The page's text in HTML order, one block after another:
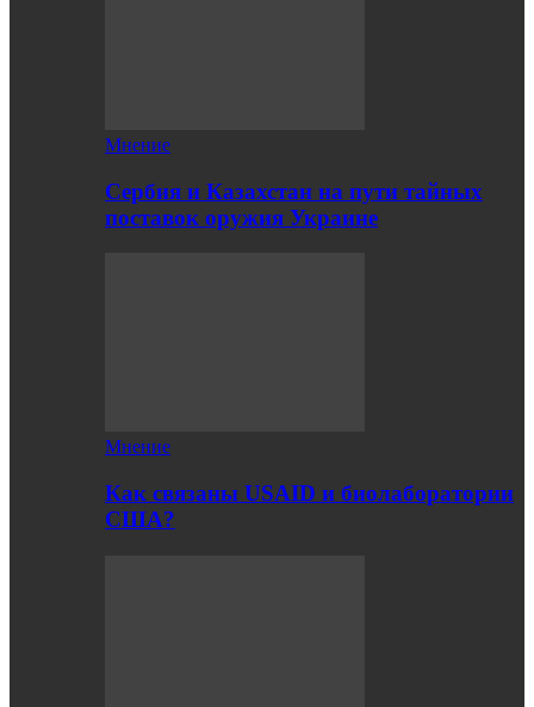
Мнение
Сербия и Казахстан на пути тайных
поставок оружия Украине
Мнение
Как связаны USAID и биолаборатории
США?